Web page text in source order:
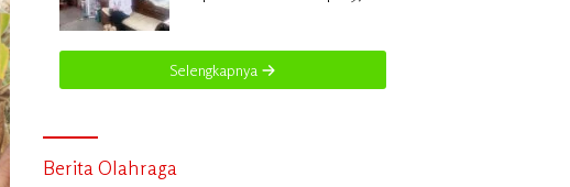
Dukungan Anggaran Rp18 Miliar
Selengkapnya
Berita Olahraga